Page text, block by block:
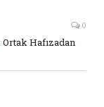
0
Hafızadan